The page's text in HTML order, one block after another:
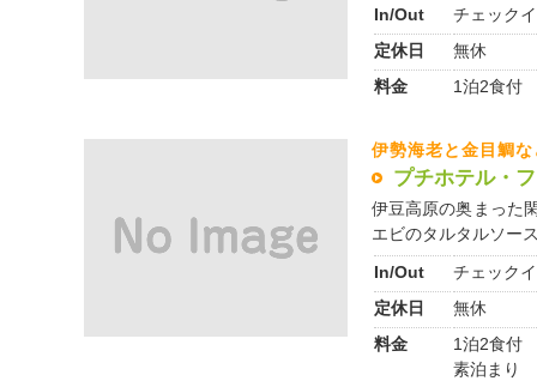
In/Out
チェック
定休日
無休
料金
1泊2食付
伊勢海老と金目鯛
プチホテル・
伊豆高原の奥まった
エビのタルタルソー
In/Out
チェック
定休日
無休
料金
1泊2食付
素泊まり